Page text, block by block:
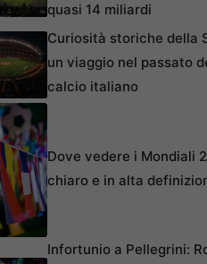
quasi 14 miliardi
Curiosità storiche della
un viaggio nel passato
calcio italiano
Dove vedere i Mondiali
chiaro e in alta
Infortunio a Pellegrini: